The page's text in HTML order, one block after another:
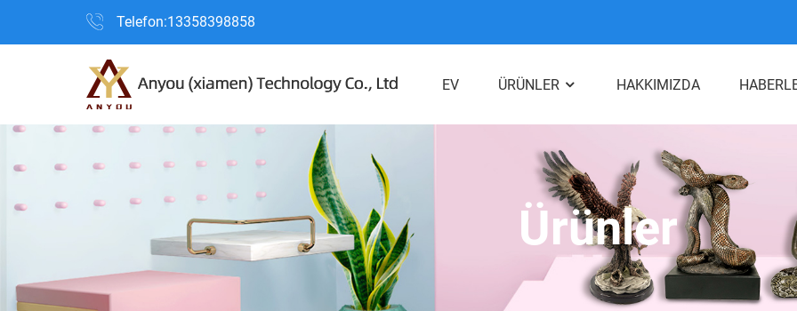
Telefon:13358398858
EV ÜRÜNLER HAKKIMIZDA
Ürünler